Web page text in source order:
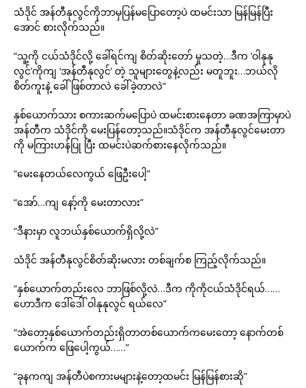
သံဒိုင် အန်တီနုလွင်ကိုဘာမှပြန်မပြောတော့ပဲ ထမင်းသာ မြန်မြန်ပြီး
အောင် စားလိုက်သည်။
“သူ့ကို ငယ်သံဒိုင်လို့ ခေါ်ရင်ကျ စိတ်ဆိုးတော် မှုသတဲ့…ဒီက ‘ဝါနုနု
လွင်’ကိုကျ ‘အန်တီနုလွင်’ တဲ့ သူများတွေနဲ့လည်း မတူဘူး…ဘယ်လို
စိတ်ကူးနဲ့ ခေါ်ဖြစ်တာလဲ ခေါ်ခဲ့တာလဲ”
နှစ်ယောက်သား စကားဆက်မပြောပဲ ထမင်းစားနေတာ ခဏအကြာမှာပဲ
အန်တီက သံဒိုင်ကို မေးပြန်တော့သည်။သံဒိုင်က အန်တီနုလွင်မေးတာ
ကို မကြားဟန်ပြု ပြီး ထမင်းပဲဆက်စားနေလိုက်သည်။
“မေးနေတယ်လေကွယ် ဖြေဦးပေါ့”
“အော်…ကျ နော့်ကို မေးတာလား”
“ဒီနားမှာ လူဘယ်နှစ်ယောက်ရှိလို့လဲ”
သံဒိုင် အန်တီနုလွင်စိတ်ဆိုးမလား တစ်ချက်စ ကြည့်လိုက်သည်။
“နှစ်ယောက်တည်းလေ ဘာဖြစ်လို့လဲ…ဒီက ကိုကိုငယ်သံဒိုင်ရယ်……
ဟောဒီက ဒေါ်ဒေါ် ဝါနုနုလွင် ရယ်လေ”
“အဲတော့နှစ်ယောက်တည်းရှိတာတစ်ယောက်ကမေးတော့ နောက်တစ်
ယောက်က ဖြေပေါ့ကွယ်……”
“ခုနကကျ အန်တီပဲစကားမများနဲ့တော့ထမင်း မြန်မြန်စားဆို”